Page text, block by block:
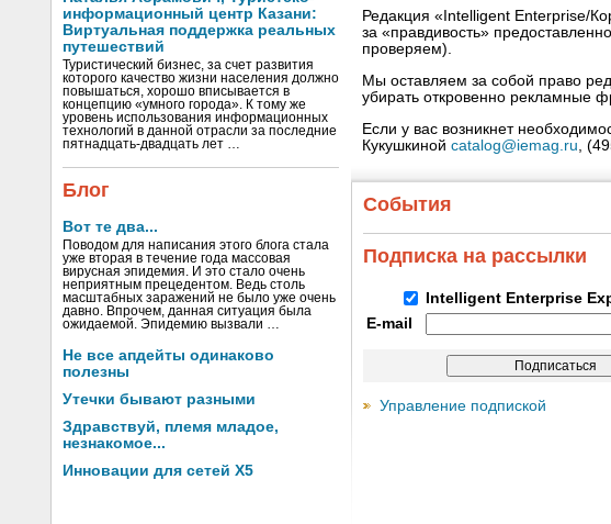
информационный центр Казани:
Виртуальная поддержка реальных
путешествий
Туристический бизнес, за счет развития
которого качество жизни населения должно
повышаться, хорошо вписывается в
концепцию «умного города». К тому же
уровень использования информационных
технологий в данной отрасли за последние
пятнадцать-двадцать лет …
Блог
Вот те два...
Поводом для написания этого блога стала
уже вторая в течение года массовая
вирусная эпидемия. И это стало очень
неприятным прецедентом. Ведь столь
масштабных заражений не было уже очень
давно. Впрочем, данная ситуация была
ожидаемой. Эпидемию вызвали …
Не все апдейты одинаково
полезны
Утечки бывают разными
Здравствуй, племя младое,
незнакомое...
Инновации для сетей X5
Редакция «Intelligent Enterprise/
за «правдивость»
проверяем).
Мы оставляем за собой право
убирать откровенно рекламные
Если у вас возникнет
Кукушкиной catalog@iemag.ru ,
События
Подписка на рассылки
Intelligent Enterprise
E-mail
Управление подпиской